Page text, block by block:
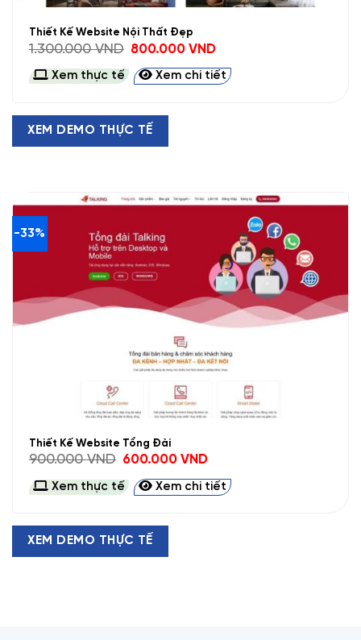
Thiết Kế Website Nội Thất Đẹp
1.300.000VND
Giá
gốc
là:
1.300.000 VND.
800.000VNDGiá
tại
là:
800.000 VND.
Xem thực tế Xem chi tiết
XEM DEMO THỰC TẾ
-33%
Thiết Kế Website Tổng Đài
900.000VND
Giá
là:
900.000 VND.
600.000VNDGiá
tại
là:
600.000 VND.
Xem thực tế Xem chi tiết
XEM DEMO THỰC TẾ